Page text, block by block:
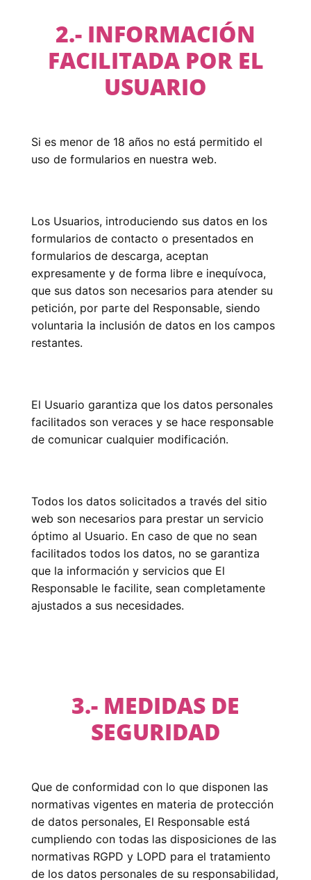
2.- INFORMACIÓN
FACILITADA POR EL
USUARIO
Si es menor de 18 años no está permitido el
uso de formularios en nuestra web.
Los Usuarios, introduciendo sus datos en los
formularios de contacto o presentados en
formularios de descarga, aceptan
expresamente y de forma libre e inequívoca,
que sus datos son necesarios para atender su
petición, por parte del Responsable, siendo
voluntaria la inclusión de datos en los campos
restantes.
El Usuario garantiza que los datos personales
facilitados son veraces y se hace responsable
de comunicar cualquier modificación.
Todos los datos solicitados a través del sitio
web son necesarios para prestar un servicio
óptimo al Usuario. En caso de que no sean
facilitados todos los datos, no se garantiza
que la información y servicios que El
Responsable le facilite, sean completamente
ajustados a sus necesidades.
3.- MEDIDAS DE
SEGURIDAD
Que de conformidad con lo que disponen las
normativas vigentes en materia de protección
de datos personales, El Responsable está
cumpliendo con todas las disposiciones de las
normativas RGPD y LOPD para el tratamiento
de los datos personales de su responsabilidad,